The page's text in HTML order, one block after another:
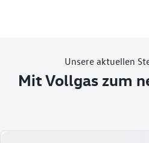
Unsere aktuellen
Mit Vollgas zum